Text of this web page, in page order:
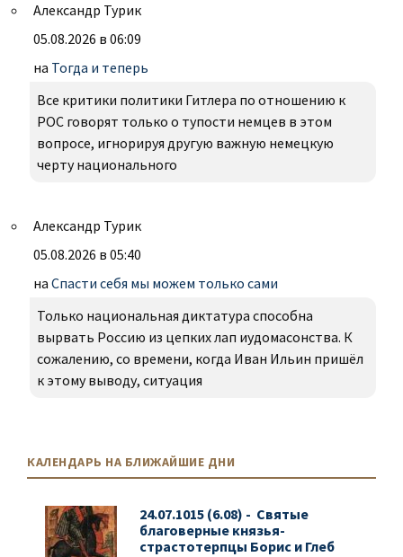
Александр Турик
05.08.2026 в 06:09
на Тогда и теперь
Все критики политики Гитлера по отношению к
РОС говорят только о тупости немцев в этом
вопросе, игнорируя другую важную немецкую
черту национального
Александр Турик
05.08.2026 в 05:40
на Спасти себя мы можем только сами
Только национальная диктатура способна
вырвать Россию из цепких лап иудомасонства. К
сожалению, со времени, когда Иван Ильин пришёл
к этому выводу, ситуация
КАЛЕНДАРЬ НА БЛИЖАЙШИЕ ДНИ
24.07.1015 (6.08) - Святые
благоверные князья-
страстотерпцы Борис и Глеб